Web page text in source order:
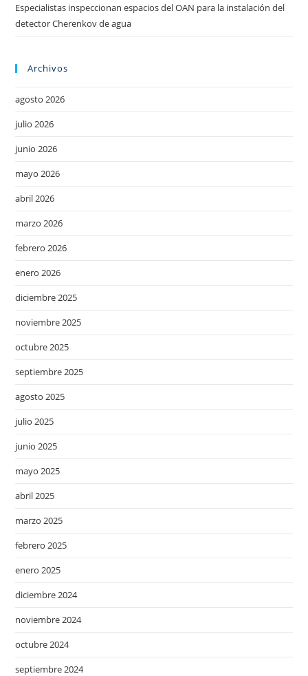
Especialistas inspeccionan espacios del OAN para la instalación del
detector Cherenkov de agua
Archivos
agosto 2026
julio 2026
junio 2026
mayo 2026
abril 2026
marzo 2026
febrero 2026
enero 2026
diciembre 2025
noviembre 2025
octubre 2025
septiembre 2025
agosto 2025
julio 2025
junio 2025
mayo 2025
abril 2025
marzo 2025
febrero 2025
enero 2025
diciembre 2024
noviembre 2024
octubre 2024
septiembre 2024